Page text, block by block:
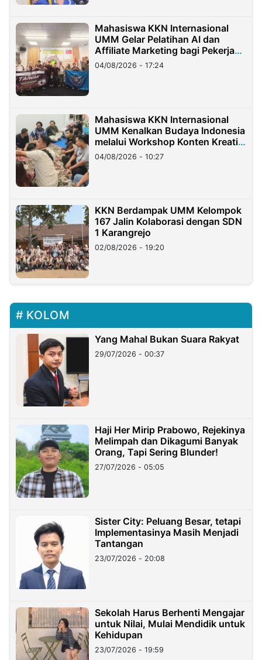
Mahasiswa KKN Internasional
UMM Gelar Pelatihan AI dan
Affiliate Marketing bagi Pekerja
Migran Indonesia di Taiwan
04/08/2026 - 17:24
Mahasiswa KKN Internasional
UMM Kenalkan Budaya Indonesia
melalui Workshop Konten Kreatif
di Taiwan
04/08/2026 - 10:27
KKN Berdampak UMM Kelompok
167 Jalin Kolaborasi dengan SDN
1 Karangrejo
02/08/2026 - 19:20
KOLOM
Yang Mahal Bukan Suara Rakyat
29/07/2026 - 00:37
Haji Her Mirip Prabowo, Rejekinya
Melimpah dan Dikagumi Banyak
Orang, Tapi Sering Blunder!
27/07/2026 - 05:05
Sister City: Peluang Besar, tetapi
Implementasinya Masih Menjadi
Tantangan
23/07/2026 - 20:08
Sekolah Harus Berhenti Mengajar
untuk Nilai, Mulai Mendidik untuk
Kehidupan
23/07/2026 - 19:59